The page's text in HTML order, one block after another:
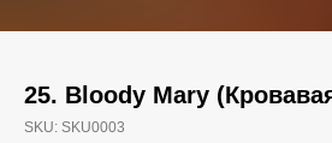
25. Bloody Mary
SKU: SKU0003